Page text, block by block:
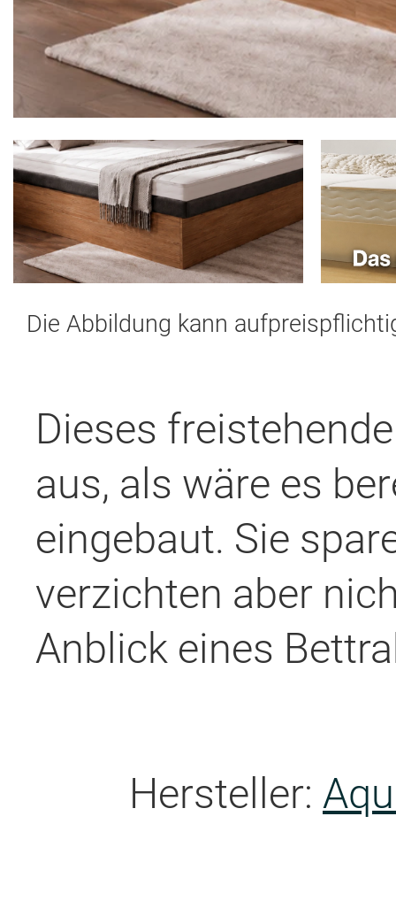
Die Abbildung kann
Dieses
aus, als wäre es
eingebaut. Sie
verzichten aber
Anblick eines
Hersteller: